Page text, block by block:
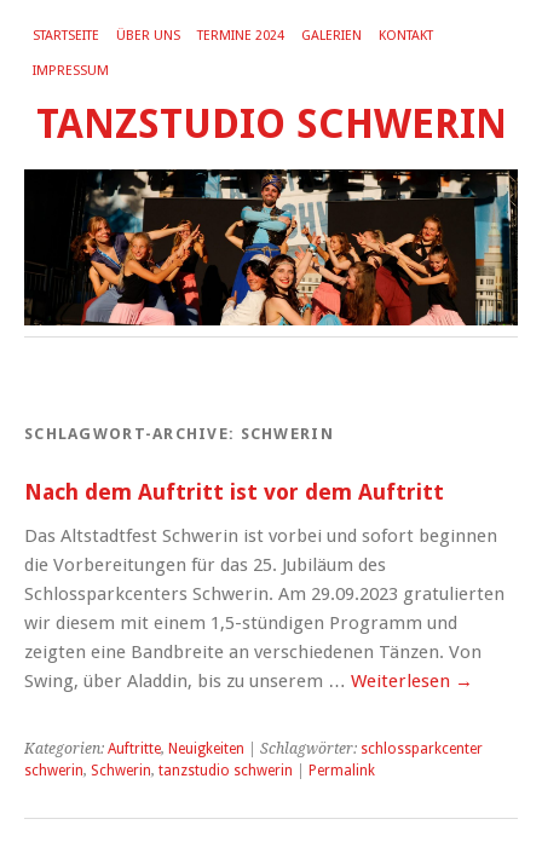
STARTSEITE ÜBER UNS TERMINE 2024 GALERIEN KONTAKT
IMPRESSUM
TANZSTUDIO SCHWERIN
SCHLAGWORT-ARCHIVE: SCHWERIN
Nach dem Auftritt ist vor dem Auftritt
Das Altstadtfest Schwerin ist vorbei und sofort beginnen
die Vorbereitungen für das 25. Jubiläum des
Schlossparkcenters Schwerin. Am 29.09.2023 gratulierten
wir diesem mit einem 1,5-stündigen Programm und
zeigten eine Bandbreite an verschiedenen Tänzen. Von
Swing, über Aladdin, bis zu unserem … Weiterlesen →
Kategorien: Auftritte, Neuigkeiten | Schlagwörter: schlossparkcenter
schwerin, Schwerin, tanzstudio schwerin Permalink